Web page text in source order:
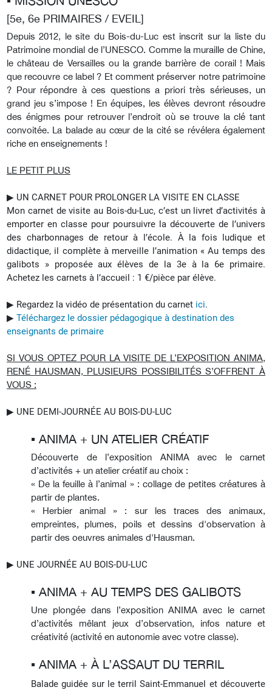
[5e, 6e PRIMAIRES / EVEIL]
Depuis 2012, le site du Bois-du-Luc est inscrit sur la liste du
Patrimoine mondial de l’UNESCO. Comme la muraille de Chine,
le château de Versailles ou la grande barrière de corail ! Mais
que recouvre ce label ? Et comment préserver notre patrimoine
? Pour répondre à ces questions a priori très sérieuses, un
grand jeu s’impose ! En équipes, les élèves devront résoudre
des énigmes pour retrouver l’endroit où se trouve la clé tant
convoitée. La balade au cœur de la cité se révélera également
riche en enseignements !
LE PETIT PLUS
▶︎ UN CARNET POUR PROLONGER LA VISITE EN CLASSE
Mon carnet de visite au Bois-du-Luc, c’est un livret d’activités à
emporter en classe pour poursuivre la découverte de l’univers
des charbonnages de retour à l’école. À la fois ludique et
didactique, il complète à merveille l’animation « Au temps des
galibots » proposée aux élèves de la 3e à la 6e primaire.
Achetez les carnets à l’accueil : 1 €/pièce par élève.
▶︎ Regardez la vidéo de présentation du carnet ici.
▶︎ Téléchargez le dossier pédagogique à destination des
enseignants de primaire
SI VOUS OPTEZ POUR LA VISITE DE L’EXPOSITION ANIMA,
RENÉ HAUSMAN, PLUSIEURS POSSIBILITÉS S’OFFRENT À
VOUS :
▶︎ UNE DEMI-JOURNÉE AU BOIS-DU-LUC
▪︎ ANIMA + UN ATELIER CRÉATIF
Découverte de l’exposition ANIMA avec le carnet
d’activités + un atelier créatif au choix :
« De la feuille à l’animal » : collage de petites créatures à
partir de plantes.
« Herbier animal » : sur les traces des animaux,
empreintes, plumes, poils et dessins d'observation à
partir des oeuvres animales d'Hausman.
▶︎ UNE JOURNÉE AU BOIS-DU-LUC
▪︎ ANIMA + AU TEMPS DES GALIBOTS
Une plongée dans l’exposition ANIMA avec le carnet
d’activités mêlant jeux d’observation, infos nature et
créativité (activité en autonomie avec votre classe).
▪︎ ANIMA + À L’ASSAUT DU TERRIL
Balade guidée sur le terril Saint-Emmanuel et découverte